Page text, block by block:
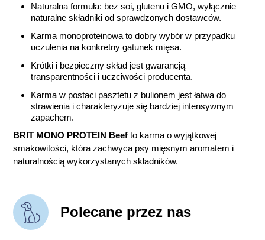
Naturalna formuła: bez soi, glutenu i GMO, wyłącznie
naturalne składniki od sprawdzonych dostawców.
Karma monoproteinowa to dobry wybór w przypadku
uczulenia na konkretny gatunek mięsa.
Krótki i bezpieczny skład jest gwarancją
transparentności i uczciwości producenta.
Karma w postaci pasztetu z bulionem jest łatwa do
strawienia i charakteryzuje się bardziej intensywnym
zapachem.
BRIT MONO PROTEIN Beef to karma o wyjątkowej
smakowitości, która zachwyca psy mięsnym aromatem i
naturalnością wykorzystanych składników.
Polecane przez nas